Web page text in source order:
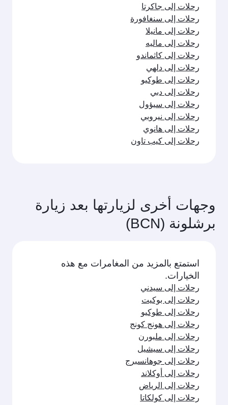
رحلات إلى جاكرتا
رحلات إلى سنغافورة
رحلات إلى مانيلا
رحلات إلى ماليه
رحلات إلى كاثماندو
رحلات إلى دلهي
رحلات إلى طوكيو
رحلات إلى دبي
رحلات إلى سيؤول
رحلات إلى نيروبي
رحلات إلى هانوي
رحلات إلى كيب تاون
وجهات أخرى لزيارتها بعد زيارة
برشلونة (BCN)
استمتع بالمزيد من المغامرات مع هذه
الخيارات.
رحلات إلى سيدني
رحلات إلى بوكيت
رحلات إلى طوكيو
رحلات إلى هونج كونج
رحلات إلى ملبورن
رحلات إلى سيشيل
رحلات إلى جوهانسبرج
رحلات إلى أوكلاند
رحلات إلى الرياض
رحلات إلى كولكاتا